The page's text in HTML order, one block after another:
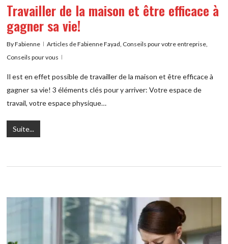
Travailler de la maison et être efficace à
gagner sa vie!
ByFabienne Articles de Fabienne Fayad, Conseils pour votre entreprise,
Conseils pour vous
Il est en effet possible de travailler de la maison et être efficace à
gagner sa vie! 3 éléments clés pour y arriver: Votre espace de
travail, votre espace physique…
Suite...